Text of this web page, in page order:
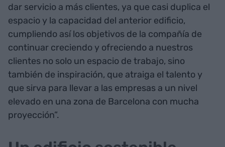
dar servicio a más clientes, ya que casi duplica el
espacio y la capacidad del anterior edificio,
cumpliendo así los objetivos de la compañía de
continuar creciendo y ofreciendo a nuestros
clientes no solo un espacio de trabajo, sino
también de inspiración, que atraiga el talento y
que sirva para llevar a las empresas a un nivel
elevado en una zona de Barcelona con mucha
proyección”.